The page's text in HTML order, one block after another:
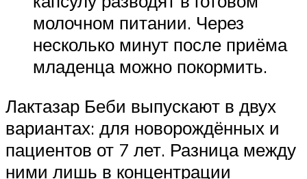
молочном питании. Через
несколько минут после приёма
младенца можно покормить.
Лактазар Беби выпускают в двух
вариантах: для новорождённых и
пациентов от 7 лет. Разница между
ними лишь в концентрации